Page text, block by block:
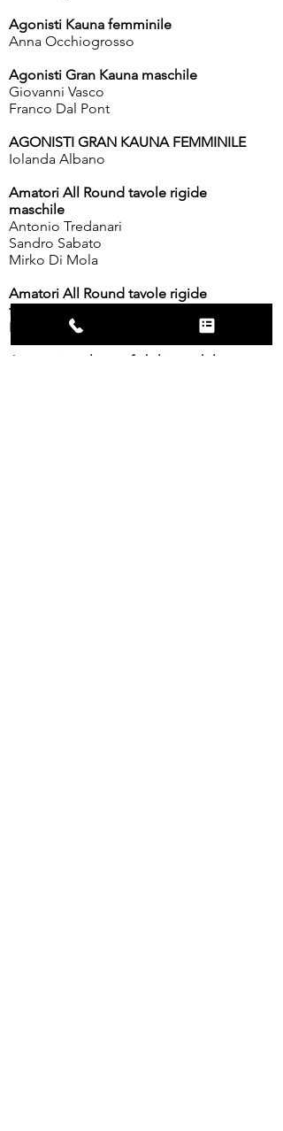
Agonisti Kauna femminile
Anna Occhiogrosso
Agonisti Gran Kauna maschile
Giovanni Vasco
Franco Dal Pont
AGONISTI GRAN KAUNA FEMMINILE
Iolanda Albano
Amatori All Round tavole rigide
maschile
Antonio Tredanari
Sandro Sabato
Mirko Di Mola
Amatori All Round tavole rigide
femminile
Roberta Scialpi
Amatori tavole gonfiabili maschile